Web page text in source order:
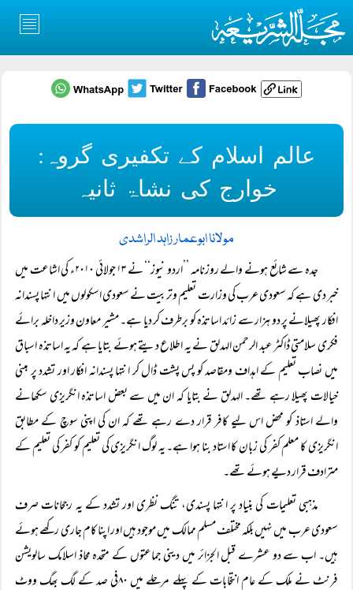
عالم اسلام کے تکفیری گروہ:
خوارج کی نشاۃ ثانیہ
مولانا ابوعمار زاہد الراشدی
جدہ سے شائع ہونے والے روزنامہ ’’اردو نیوز‘‘ نے ۱۳ جولائی ۲۰۱۰ء کی اشاعت میں
خبر دی ہے کہ سعودی عرب کی وزارت تعلیم وتربیت نے سعودی اسکولوں میں انتہا پسندانہ
افکار پھیلانے پر دو ہزار سے زائد اساتذہ کو برطرف کر دیا ہے۔ مشیر معاون وزیر داخلہ برائے
فکری سلامتی ڈاکٹر عبد الرحمن الہدلق نے یہ اطلاع دیتے ہوئے بتایا ہے کہ یہ اساتذہ اسباق
میں نصاب تعلیم کے اہداف ومقاصد کو پس پشت ڈال کر انتہا پسندانہ افکار اور تشدد پر مبنی
خیالات پھیلا رہے تھے۔ الہدلق نے بتایا کہ ان میں سے بعض اساتذہ انگریزی سکھانے
والے استاذ کو محض اس لیے کافر قرار دے رہے تھے کہ ان کی اپنی سوچ کے مطابق
انگریزی کا معلم کفر کی زبان کا استاد بنا ہوا ہے۔ یہ لوگ انگریزی کی تعلیم کو کفر کی تعلیم کے
مترادف قرار دیے ہوئے تھے۔
مذہبی تعلیمات کی بنیاد پر انتہا پسندی، تنگ نظری اور تشدد کے یہ رجحانات صرف
سعودی عرب میں نہیں بلکہ مختلف مسلم ممالک میں موجود ہیں اور اپنا کام جاری رکھے ہوئے
ہیں۔ اب سے دو عشرے قبل الجزائر میں دینی جماعتوں کے متحدہ محاذ اسلامک سالویشن
فرنٹ نے ملک کے عام انتخابات کے پہلے مرحلے میں ۸۰فی صد کے لگ بھگ ووٹ